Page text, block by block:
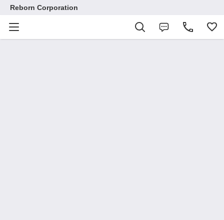
Reborn Corporation